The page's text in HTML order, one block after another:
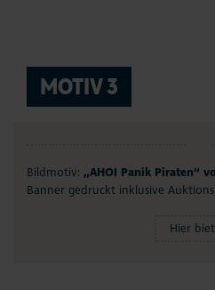
MOTIV 3
Bildmotiv: „AHOI Panik Piraten“
Banner gedruckt inklusive
Hier